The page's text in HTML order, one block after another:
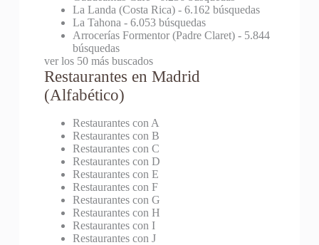
La Landa (Costa Rica)- 6.162 búsquedas
La Tahona - 6.053 búsquedas
Arrocerías Formentor (Padre Claret)- 5.844
búsquedas
ver los 50 más buscados
Restaurantes en Madrid
(Alfabético)
Restaurantes con A
Restaurantes con B
Restaurantes con C
Restaurantes con D
Restaurantes con E
Restaurantes con F
Restaurantes con G
Restaurantes con H
Restaurantes con I
Restaurantes con J